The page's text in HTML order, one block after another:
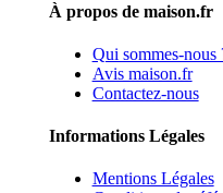
À propos de maison.fr
Qui sommes-nous
Avis maison.fr
Contactez-nous
Informations Légales
Mentions Légales